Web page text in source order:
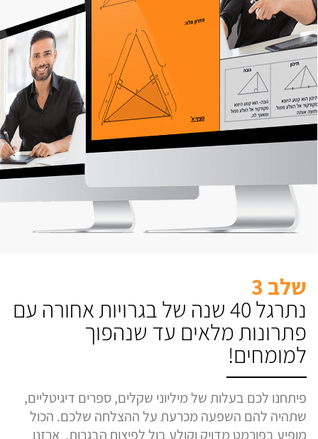
שלב 3
נתרגל 40 שנה של בגרויות אחורה עם
פתרונות מלאים עד שנהפוך
למומחים!
פיתחנו לכם בעלות של מיליוני שקלים, ספרים דיגיטליים,
שתהיה להם השפעה מכרעת על ההצלחה שלכם. הכול
מופיע בפורמט מדויק וקולע בול לפיצוח הבגרות. ארזנו